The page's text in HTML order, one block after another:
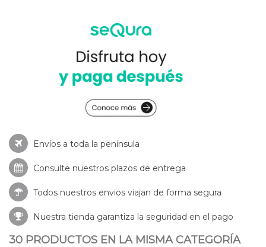
Envíos a toda la península
Consulte nuestros plazos de entrega
Todos nuestros envios viajan de forma segura
Nuestra tienda garantiza la seguridad en el pago
30 PRODUCTOS EN LA MISMA CATEGORÍA